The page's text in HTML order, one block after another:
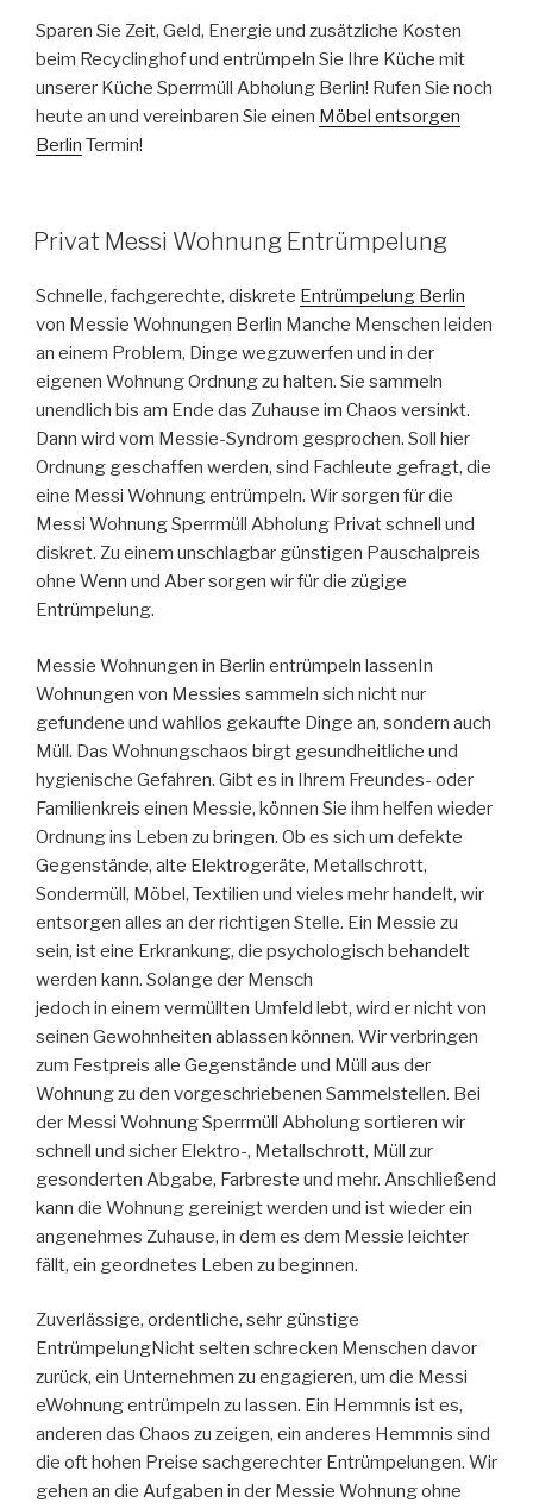
Sparen Sie Zeit, Geld, Energie und zusätzliche Kosten
beim Recyclinghof und entrümpeln Sie Ihre Küche mit
unserer Küche Sperrmüll Abholung Berlin! Rufen Sie noch
heute an und vereinbaren Sie einen Möbel entsorgen
Berlin Termin!
VERÖFFENTLICHT
AM
Privat Messi Wohnung Entrümpelung
Schnelle, fachgerechte, diskrete Entrümpelung Berlin
von Messie Wohnungen Berlin Manche Menschen leiden
an einem Problem, Dinge wegzuwerfen und in der
eigenen Wohnung Ordnung zu halten. Sie sammeln
unendlich bis am Ende das Zuhause im Chaos versinkt.
Dann wird vom Messie-Syndrom gesprochen. Soll hier
Ordnung geschaffen werden, sind Fachleute gefragt, die
eine Messi Wohnung entrümpeln. Wir sorgen für die
Messi Wohnung Sperrmüll Abholung Privat schnell und
diskret. Zu einem unschlagbar günstigen Pauschalpreis
ohne Wenn und Aber sorgen wir für die zügige
Entrümpelung.
Messie Wohnungen in Berlin entrümpeln lassenIn
Wohnungen von Messies sammeln sich nicht nur
gefundene und wahllos gekaufte Dinge an, sondern auch
Müll. Das Wohnungschaos birgt gesundheitliche und
hygienische Gefahren. Gibt es in Ihrem Freundes- oder
Familienkreis einen Messie, können Sie ihm helfen wieder
Ordnung ins Leben zu bringen. Ob es sich um defekte
Gegenstände, alte Elektrogeräte, Metallschrott,
Sondermüll, Möbel, Textilien und vieles mehr handelt, wir
entsorgen alles an der richtigen Stelle. Ein Messie zu
sein, ist eine Erkrankung, die psychologisch behandelt
werden kann. Solange der Mensch
jedoch in einem vermüllten Umfeld lebt, wird er nicht von
seinen Gewohnheiten ablassen können. Wir verbringen
zum Festpreis alle Gegenstände und Müll aus der
Wohnung zu den vorgeschriebenen Sammelstellen. Bei
der Messi Wohnung Sperrmüll Abholung sortieren wir
schnell und sicher Elektro-, Metallschrott, Müll zur
gesonderten Abgabe, Farbreste und mehr. Anschließend
kann die Wohnung gereinigt werden und ist wieder ein
angenehmes Zuhause, in dem es dem Messie leichter
fällt, ein geordnetes Leben zu beginnen.
Zuverlässige, ordentliche, sehr günstige
EntrümpelungNicht selten schrecken Menschen davor
zurück, ein Unternehmen zu engagieren, um die Messi
eWohnung entrümpeln zu lassen. Ein Hemmnis ist es,
anderen das Chaos zu zeigen, ein anderes Hemmnis sind
die oft hohen Preise sachgerechter Entrümpelungen. Wir
gehen an die Aufgaben in der Messie Wohnung ohne